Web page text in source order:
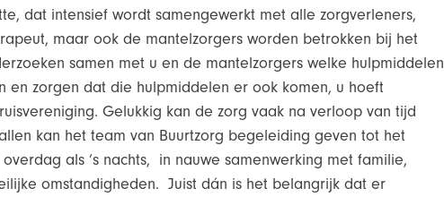
dat intensief wordt samengewerkt met alle zorgverleners,
maar ook de mantelzorgers worden betrokken bij het
samen met u en de mantelzorgers welke hulpmiddelen
en zorgen dat die hulpmiddelen er ook komen, u hoeft
Gelukkig kan de zorg vaak na verloop van tijd
kan het team van Buurtzorg begeleiding geven tot het
als ’s nachts, in nauwe samenwerking met familie,
omstandigheden. Juist dán is het belangrijk dat er